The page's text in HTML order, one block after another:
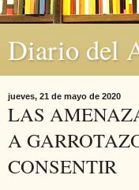
Diario del
jueves, 21 de mayo de 2020
LAS
A
CONSENTIR